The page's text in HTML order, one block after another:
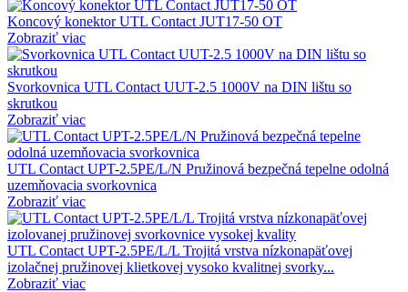
Koncový konektor UTL Contact JUT17-50 OT
Zobraziť viac
Svorkovnica UTL Contact UUT-2.5 1000V na DIN lištu so
skrutkou
Zobraziť viac
UTL Contact UPT-2.5PE/L/N Pružinová bezpečná tepelne odolná
uzemňovacia svorkovnica
Zobraziť viac
UTL Contact UPT-2.5PE/L/L Trojitá vrstva nízkonapäťovej
izolačnej pružinovej klietkovej vysoko kvalitnej svorky...
Zobraziť viac